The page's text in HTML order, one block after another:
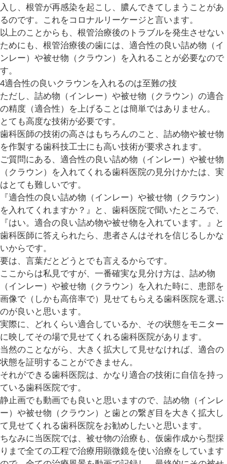
入し、根管が再感染を起こし、膿んできてしまうことがあ
るのです。これをコロナルリーケージと言います。
以上のことからも、根管治療後のトラブルを発生させない
ためにも、根管治療後の歯には、適合性の良い詰め物（イ
ンレー）や被せ物（クラウン）を入れることが必要なので
す。
4適合性の良いクラウンを入れるのは至難の技
ただし、詰め物（インレー）や被せ物（クラウン）の適合
の精度（適合性）を上げることは簡単ではありません。
とても高度な技術が必要です。
歯科医師の技術の高さはもちろんのこと、詰め物や被せ物
を作製する歯科技工士にも高い技術が要求されます。
ご質問にある、適合性の良い詰め物（インレー）や被せ物
（クラウン）を入れてくれる歯科医院の見分けかたは、実
はとても難しいです。
『適合性の良い詰め物（インレー）や被せ物（クラウン）
を入れてくれますか？』と、歯科医院で聞いたところで、
『はい。適合の良い詰め物や被せ物を入れています。』と
歯科医師に答えられたら、患者さんはそれを信じるしかな
いからです。
要は、言葉だとどうとでも言えるからです。
ここからは私見ですが、一番確実な見分け方は、詰め物
（インレー）や被せ物（クラウン）を入れた時に、患部を
画像で（しかも高倍率で）見せてもらえる歯科医院を選ぶ
のが良いと思います。
実際に、どれくらい適合しているか、その状態をモニター
に映してその場で見せてくれる歯科医院があります。
当然のことながら、大きく拡大して見せなければ、適合の
状態を証明することができません。
それができる歯科医院は、かなり適合の技術に自信を持っ
ている歯科医院です。
静止画でも動画でも良いと思いますので、詰め物（インレ
ー）や被せ物（クラウン）と歯との繋ぎ目を大きく拡大し
て見せてくれる歯科医院をお勧めしたいと思います。
ちなみに当医院では、被せ物の治療も、仮歯作成から型採
りまで全ての工程で治療用顕微鏡を使い治療をしています